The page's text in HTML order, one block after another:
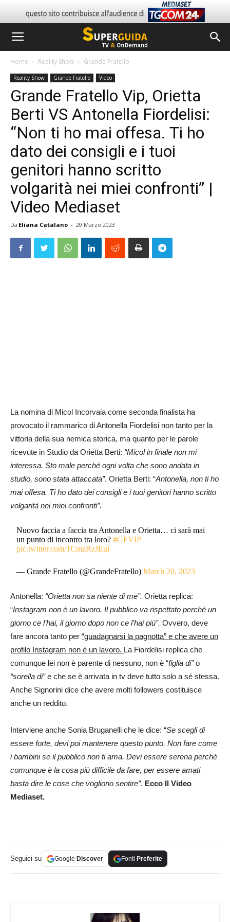
Home Reality Show Grande Fratello
Reality Show Grande Fratello Video
Grande Fratello Vip, Orietta
Berti VS Antonella Fiordelisi:
“Non ti ho mai offesa. Ti ho
dato dei consigli e i tuoi
genitori hanno scritto
volgarità nei miei confronti” |
Video Mediaset
Da Eliana Catalano - 20 Marzo 2023
La nomina di Micol Incorvaia come seconda finalista ha
provocato il rammarico di Antonella Fiordelisi non tanto per la
vittoria della sua nemica storica, ma quanto per le parole
ricevute in Studio da Orietta Berti: “Micol in finale non mi
interessa. Sto male perché ogni volta che sono andata in
studio, sono stata attaccata”. Orietta Berti: “Antonella, non ti ho
mai offesa. Ti ho dato dei consigli e i tuoi genitori hanno scritto
volgarità nei miei confronti”.
Nuovo faccia a faccia tra Antonella e Orietta… ci sarà mai
un punto di incontro tra loro?#GFVIP
pic.twitter.com/1CmzRzJEui
— Grande Fratello (@GrandeFratello)March 20, 2023
Antonella: “Orietta non sa niente di me”. Orietta replica:
“Instagram non è un lavoro. Il pubblico va rispettato perché un
giorno ce l’hai, il giorno dopo non ce l’hai più”. Ovvero, deve
fare ancora tanto per “guadagnarsi la pagnotta” e che avere un
profilo Instagram non è un lavoro. La Fiordelisi replica che
comunque lei non è parente di nessuno, non è “figlia di”o
“sorella di”e che se è arrivata in tv deve tutto solo a sé stessa.
Anche Signorini dice che avere molti followers costituisce
anche un reddito.
Interviene anche Sonia Bruganelli che le dice: “Se scegli di
essere forte, devi poi mantenere questo punto. Non fare come
i bambini se il pubblico non ti ama. Devi essere serena perché
comunque è la cosa più difficile da fare, per essere amati
basta dire le cose che vogliono sentire”. Ecco Il Video
Mediaset.
Seguici su Google Discover Fonti Preferite